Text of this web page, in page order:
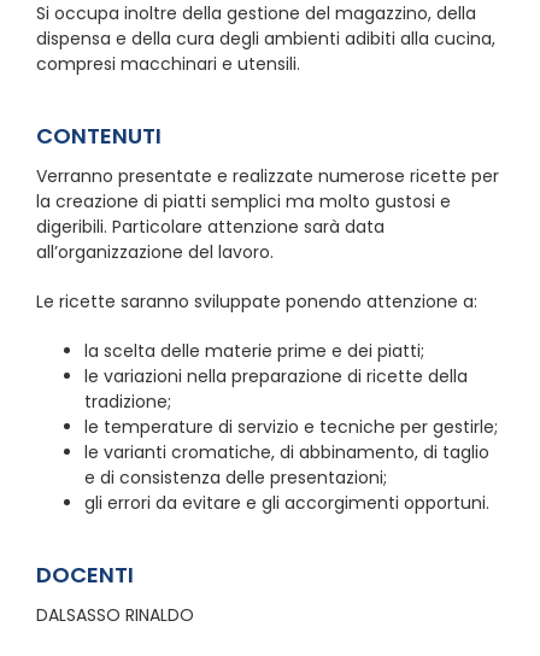
Si occupa inoltre della gestione del magazzino, della
dispensa e della cura degli ambienti adibiti alla cucina,
compresi macchinari e utensili.
CONTENUTI
Verranno presentate e realizzate numerose ricette per
la creazione di piatti semplici ma molto gustosi e
digeribili. Particolare attenzione sarà data
all’organizzazione del lavoro.
Le ricette saranno sviluppate ponendo attenzione a:
la scelta delle materie prime e dei piatti;
le variazioni nella preparazione di ricette della
tradizione;
le temperature di servizio e tecniche per gestirle;
le varianti cromatiche, di abbinamento, di taglio
e di consistenza delle presentazioni;
gli errori da evitare e gli accorgimenti opportuni.
DOCENTI
DALSASSO RINALDO